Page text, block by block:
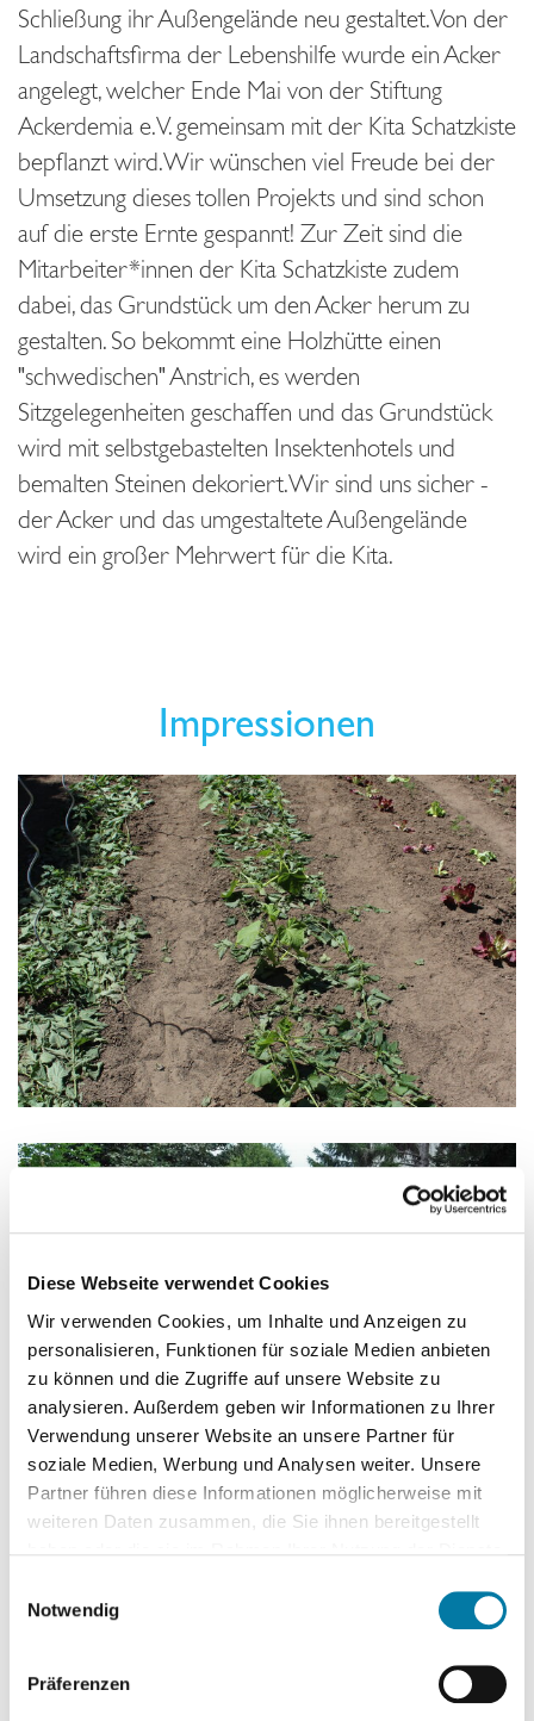
Diese Webseite verwendet Cookies
Wir verwenden Cookies, um Inhalte und Anzeigen zu
personalisieren, Funktionen für soziale Medien anbieten
zu können und die Zugriffe auf unsere Website zu
analysieren. Außerdem geben wir Informationen zu Ihrer
Verwendung unserer Website an unsere Partner für
soziale Medien, Werbung und Analysen weiter. Unsere
Partner führen diese Informationen möglicherweise mit
weiteren Daten zusammen, die Sie ihnen bereitgestellt
Bitte beachten Sie: Einige unserer Partner verarbeiten
Ihre Daten in den USA. Die Europäische Kommission hat
am 10. Juli 2023 einen Angemessenheitsbeschluss
gefasst, der ein hinreichendes Datenschutzniveau für
Notwendig
Präferenzen
Schließung ihr Außengelände neu gestaltet. Von der
Landschaftsfirma der Lebenshilfe wurde ein Acker
angelegt, welcher Ende Mai von der Stiftung
Ackerdemia e.V. gemeinsam mit der Kita Schatzkiste
bepflanzt wird. Wir wünschen viel Freude bei der
Umsetzung dieses tollen Projekts und sind schon
auf die erste Ernte gespannt! Zur Zeit sind die
Mitarbeiter*innen der Kita Schatzkiste zudem
dabei, das Grundstück um den Acker herum zu
gestalten. So bekommt eine Holzhütte einen
"schwedischen" Anstrich, es werden
Sitzgelegenheiten geschaffen und das Grundstück
wird mit selbstgebastelten Insektenhotels und
bemalten Steinen dekoriert. Wir sind uns sicher -
der Acker und das umgestaltete Außengelände
wird ein großer Mehrwert für die Kita.
Impressionen